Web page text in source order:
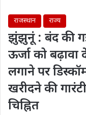
राजस्थान राज्य
झुंझुनूं : बंद की
ऊर्जा को बढ़ावा
लगाने पर
खरीदने की
चिह्नित